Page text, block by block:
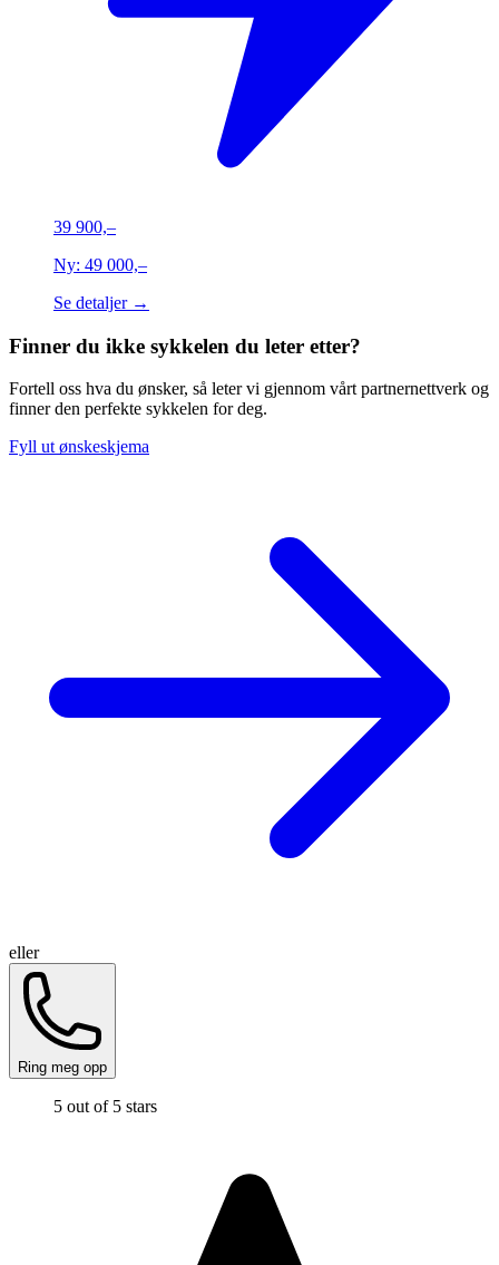
39 900,–
Ny: 49 000,–
Se detaljer →
Finner du ikke sykkelen du leter etter?
Fortell oss hva du ønsker, så leter vi gjennom vårt partnernettverk og
finner den perfekte sykkelen for deg.
Fyll ut ønskeskjema
eller
Ring meg opp
5 out of 5 stars